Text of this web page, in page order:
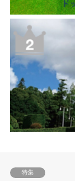
特集